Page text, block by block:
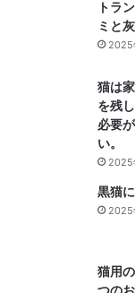
トラ
ミと
2025
猫は
を残
必要
い。
2025
黒猫
2025
猫用
つの